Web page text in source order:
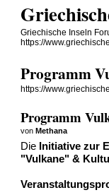
Griechische Inseln
https://
Programm
https://
Programm
vonMethana
Die Initiative zur
"Vulkane" &